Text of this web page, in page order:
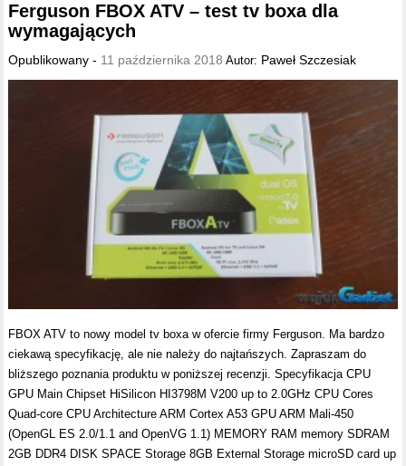
Ferguson FBOX ATV – test tv boxa dla
wymagających
Opublikowany - 11 października 2018 Autor: Paweł Szczesiak
FBOX ATV to nowy model tv boxa w ofercie firmy Ferguson. Ma bardzo
ciekawą specyfikację, ale nie należy do najtańszych. Zapraszam do
bliższego poznania produktu w poniższej recenzji. Specyfikacja CPU
GPU Main Chipset HiSilicon HI3798M V200 up to 2.0GHz CPU Cores
Quad-core CPU Architecture ARM Cortex A53 GPU ARM Mali-450
(OpenGL ES 2.0/1.1 and OpenVG 1.1) MEMORY RAM memory SDRAM
2GB DDR4 DISK SPACE Storage 8GB External Storage microSD card up